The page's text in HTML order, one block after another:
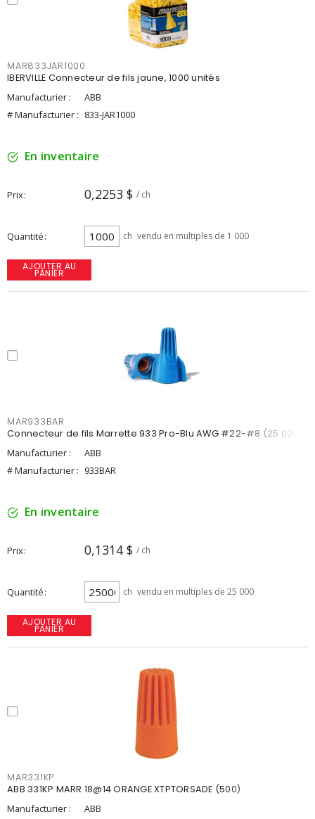
MAR833JAR1000
IBERVILLE Connecteur de fils jaune, 1000 unités
Manufacturier :
ABB
# Manufacturier : 833-JAR1000
En inventaire
Prix 0,2253 $ / ch
Quantité ch vendu en multiples de 1 000
AJOUTER AU
PANIER
MAR933BAR
Connecteur de fils Marrette 933 Pro-Blu AWG #22-#8 (25 000)
Manufacturier :
ABB
# Manufacturier : 933BAR
En inventaire
Prix 0,1314 $ / ch
Quantité ch vendu en multiples de 25 000
AJOUTER AU
PANIER
MAR331KP
ABB 331KP MARR 18@14 ORANGE XTPTORSADE (500)
Manufacturier :
ABB